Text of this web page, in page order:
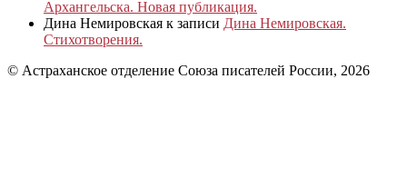
Архангельска. Новая публикация.
Дина Немировская к записи Дина Немировская.
Стихотворения.
© Астраханское отделение Союза писателей России, 2026